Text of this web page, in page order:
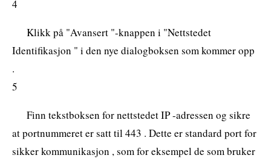
4
Klikk på "Avansert "-knappen i "Nettstedet
Identifikasjon " i den nye dialogboksen som kommer opp
.
5
Finn tekstboksen for nettstedet IP -adressen og sikre
at portnummeret er satt til 443 . Dette er standard port for
sikker kommunikasjon , som for eksempel de som bruker